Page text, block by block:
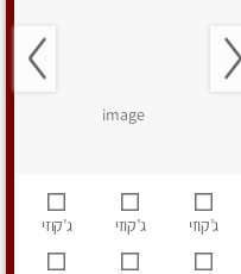
ג’קוזי ג’קוזי ג’קוזי